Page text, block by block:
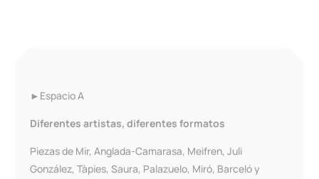
►Espacio A
Diferentes artistas, diferentes formatos
Piezas de Mir, Anglada-Camarasa, Meifren, Juli
González, Tàpies, Saura, Palazuelo, Miró, Barceló y